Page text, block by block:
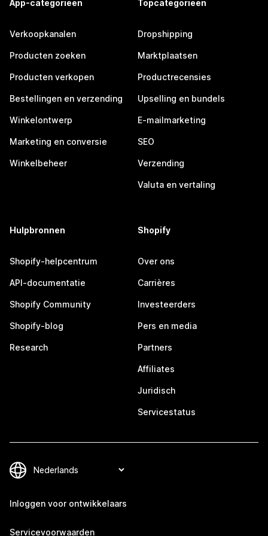
App-categorieën
Verkoopkanalen
Producten zoeken
Producten verkopen
Bestellingen en verzending
Winkelontwerp
Marketing en conversie
Winkelbeheer
Topcategorieën
Dropshipping
Marktplaatsen
Productrecensies
Upselling en bundels
E-mailmarketing
SEO
Verzending
Valuta en vertaling
Hulpbronnen
Shopify-helpcentrum
API-documentatie
Shopify Community
Shopify-blog
Research
Shopify
Over ons
Carrières
Investeerders
Pers en media
Partners
Affiliates
Juridisch
Servicestatus
Inloggen voor ontwikkelaars
Servicevoorwaarden